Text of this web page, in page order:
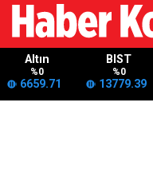
Altın
%0
6659.71
BIST
%0
13779.39